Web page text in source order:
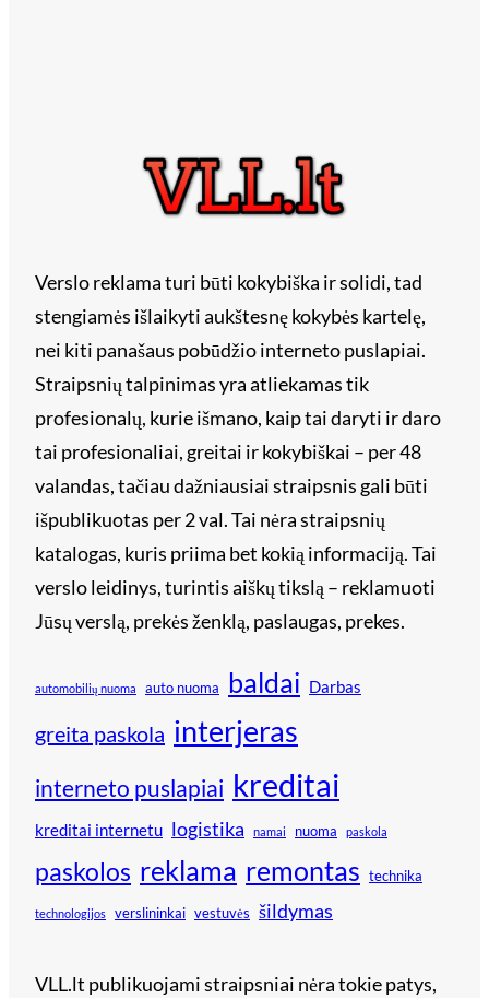
Verslo reklama turi būti kokybiška ir solidi, tad
stengiamės išlaikyti aukštesnę kokybės kartelę,
nei kiti panašaus pobūdžio interneto puslapiai.
Straipsnių talpinimas yra atliekamas tik
profesionalų, kurie išmano, kaip tai daryti ir daro
tai profesionaliai, greitai ir kokybiškai – per 48
valandas, tačiau dažniausiai straipsnis gali būti
išpublikuotas per 2 val. Tai nėra straipsnių
katalogas, kuris priima bet kokią informaciją. Tai
verslo leidinys, turintis aiškų tikslą – reklamuoti
Jūsų verslą, prekės ženklą, paslaugas, prekes.
automobilių nuoma auto nuoma baldai Darbas
greita paskola interjeras
interneto puslapiai kreditai
kreditai internetu logistika namai nuoma paskola
paskolos reklama remontas technika
technologijos verslininkai vestuvės šildymas
VLL.lt publikuojami straipsniai nėra tokie patys,